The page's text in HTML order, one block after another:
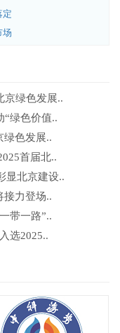
定
场
京绿色发展..
“绿色价值..
绿色发展..
首届北..
显北京建设..
接力登场..
带一路”..
选2025..